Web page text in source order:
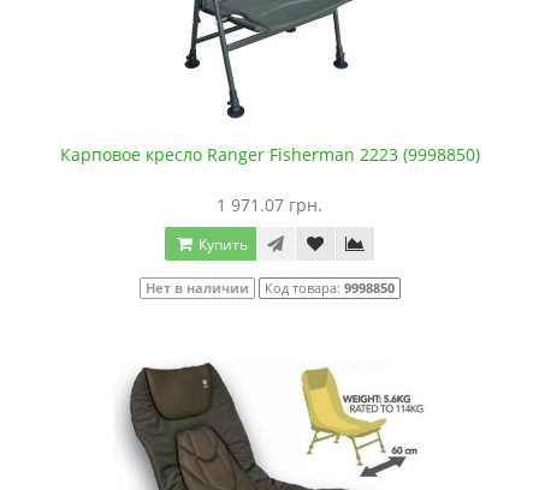
Карповое кресло Ranger Fisherman 2223 (9998850)
1 971.07 грн.
Купить
Нет в наличии Код товара: 9998850